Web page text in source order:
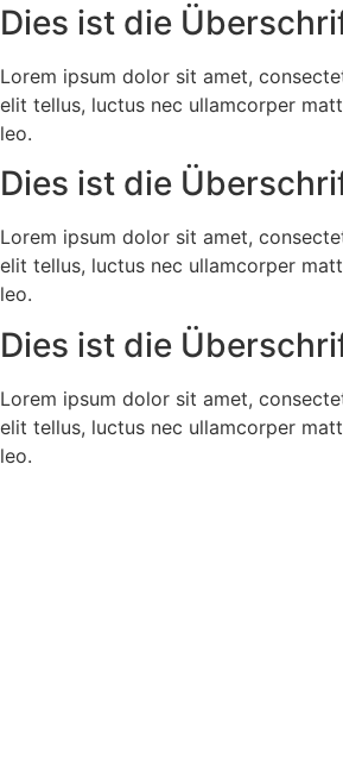
Dies ist die
Lorem ipsum dolor sit amet,
elit tellus, luctus nec ullamcorper
leo.
Dies ist die
Lorem ipsum dolor sit amet,
elit tellus, luctus nec ullamcorper
leo.
Dies ist die
Lorem ipsum dolor sit amet,
elit tellus, luctus nec ullamcorper
leo.